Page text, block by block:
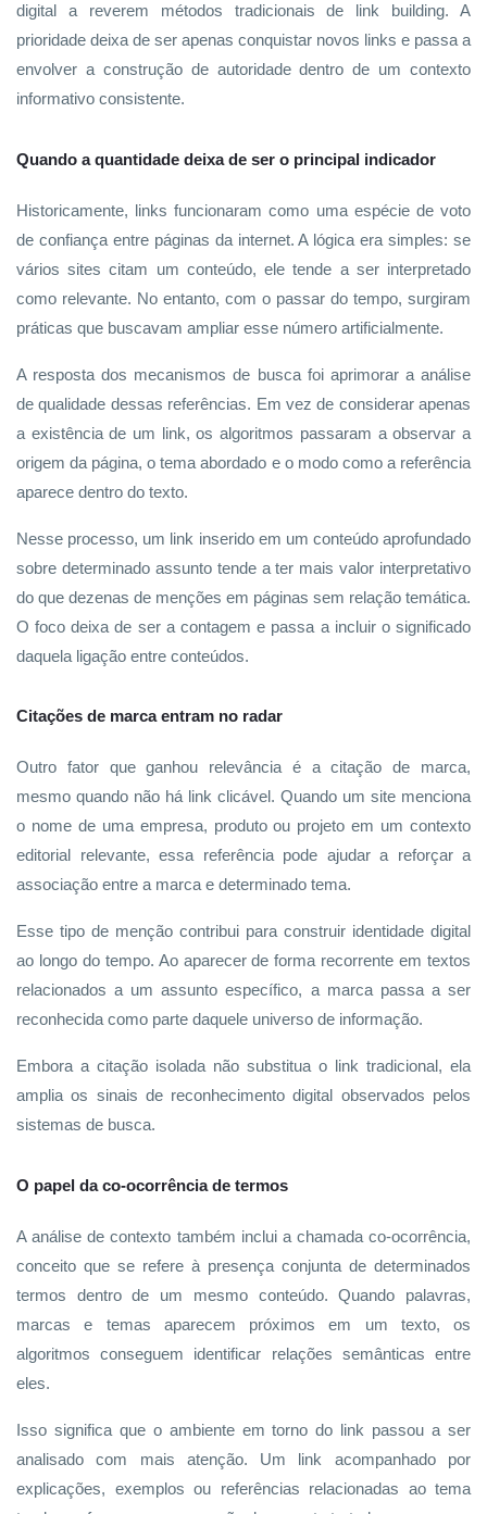
digital a reverem métodos tradicionais de link building. A
prioridade deixa de ser apenas conquistar novos links e passa a
envolver a construção de autoridade dentro de um contexto
informativo consistente.
Quando a quantidade deixa de ser o principal indicador
Historicamente, links funcionaram como uma espécie de voto
de confiança entre páginas da internet. A lógica era simples: se
vários sites citam um conteúdo, ele tende a ser interpretado
como relevante. No entanto, com o passar do tempo, surgiram
práticas que buscavam ampliar esse número artificialmente.
A resposta dos mecanismos de busca foi aprimorar a análise
de qualidade dessas referências. Em vez de considerar apenas
a existência de um link, os algoritmos passaram a observar a
origem da página, o tema abordado e o modo como a referência
aparece dentro do texto.
Nesse processo, um link inserido em um conteúdo aprofundado
sobre determinado assunto tende a ter mais valor interpretativo
do que dezenas de menções em páginas sem relação temática.
O foco deixa de ser a contagem e passa a incluir o significado
daquela ligação entre conteúdos.
Citações de marca entram no radar
Outro fator que ganhou relevância é a citação de marca,
mesmo quando não há link clicável. Quando um site menciona
o nome de uma empresa, produto ou projeto em um contexto
editorial relevante, essa referência pode ajudar a reforçar a
associação entre a marca e determinado tema.
Esse tipo de menção contribui para construir identidade digital
ao longo do tempo. Ao aparecer de forma recorrente em textos
relacionados a um assunto específico, a marca passa a ser
reconhecida como parte daquele universo de informação.
Embora a citação isolada não substitua o link tradicional, ela
amplia os sinais de reconhecimento digital observados pelos
sistemas de busca.
O papel da co-ocorrência de termos
A análise de contexto também inclui a chamada co-ocorrência,
conceito que se refere à presença conjunta de determinados
termos dentro de um mesmo conteúdo. Quando palavras,
marcas e temas aparecem próximos em um texto, os
algoritmos conseguem identificar relações semânticas entre
eles.
Isso significa que o ambiente em torno do link passou a ser
analisado com mais atenção. Um link acompanhado por
explicações, exemplos ou referências relacionadas ao tema